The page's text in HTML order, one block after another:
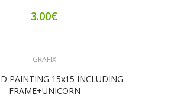
3.00€
GRAFIX
PAINTING 15x15 INCLUDING
FRAME+UNICORN